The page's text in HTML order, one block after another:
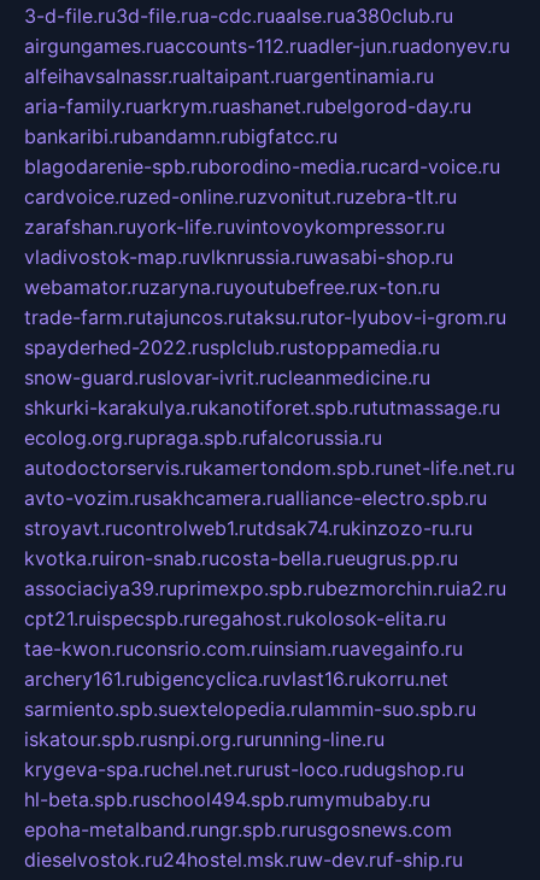
3-d-file.ru3d-file.rua-cdc.ruaalse.rua380club.ru
airgungames.ruaccounts-112.ruadler-jun.ruadonyev.ru
alfeihavsalnassr.rualtaipant.ruargentinamia.ru
aria-family.ruarkrym.ruashanet.rubelgorod-day.ru
bankaribi.rubandamn.rubigfatcc.ru
blagodarenie-spb.ruborodino-media.rucard-voice.ru
cardvoice.ruzed-online.ruzvonitut.ruzebra-tlt.ru
zarafshan.ruyork-life.ruvintovoykompressor.ru
vladivostok-map.ruvlknrussia.ruwasabi-shop.ru
webamator.ruzaryna.ruyoutubefree.rux-ton.ru
trade-farm.rutajuncos.rutaksu.rutor-lyubov-i-grom.ru
spayderhed-2022.rusplclub.rustoppamedia.ru
snow-guard.ruslovar-ivrit.rucleanmedicine.ru
shkurki-karakulya.rukanotiforet.spb.rututmassage.ru
ecolog.org.rupraga.spb.rufalcorussia.ru
autodoctorservis.rukamertondom.spb.runet-life.net.ru
avto-vozim.rusakhcamera.rualliance-electro.spb.ru
stroyavt.rucontrolweb1.rutdsak74.rukinzozo-ru.ru
kvotka.ruiron-snab.rucosta-bella.rueugrus.pp.ru
associaciya39.ruprimexpo.spb.rubezmorchin.ruia2.ru
cpt21.ruispecspb.ruregahost.rukolosok-elita.ru
tae-kwon.ruconsrio.com.ruinsiam.ruavegainfo.ru
archery161.rubigencyclica.ruvlast16.rukorru.net
sarmiento.spb.suextelopedia.rulammin-suo.spb.ru
iskatour.spb.rusnpi.org.rurunning-line.ru
krygeva-spa.ruchel.net.rurust-loco.rudugshop.ru
hl-beta.spb.ruschool494.spb.rumymubaby.ru
epoha-metalband.rungr.spb.rurusgosnews.com
dieselvostok.ru24hostel.msk.ruw-dev.ruf-ship.ru